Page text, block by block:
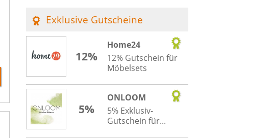
Exklusive Gutscheine
12%
Home24
12% Gutschein für
Möbelsets
5%
ONLOOM
5% Exklusiv-
Gutschein für...